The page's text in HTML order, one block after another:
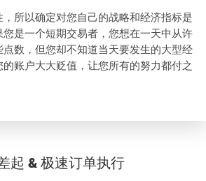
所以确定对您自己的战略和经济指标是
是一个短期交易者，您想在一天中从许
数，但您却不知道当天要发生的大型经
账户大大贬值，让您所有的努力都付之
起 & 极速订单执行